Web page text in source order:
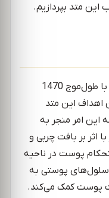
این متد بپردازیم.
لیزر اندولیفت با استفاده از پرتو لیزر با طول‌موج 1470
اهداف این متد
امر منجر به
بر بافت چربی و
پوست در ناحیه
سلول‌های پوستی به
پوست کمک می‌کند.